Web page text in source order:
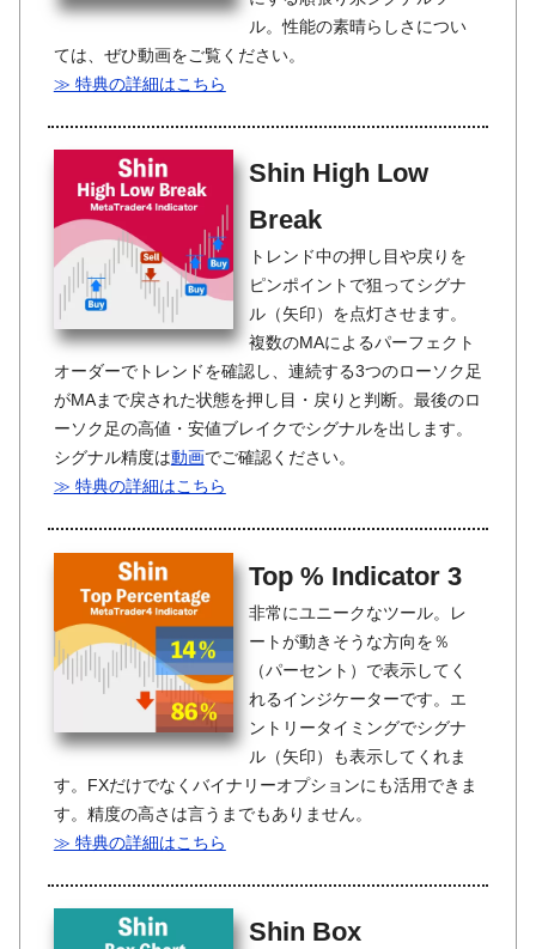
ル。性能の素晴らしさについ
ては、ぜひ動画をご覧ください。
≫ 特典の詳細はこちら
Shin High Low
Break
トレンド中の押し目や戻りを
ピンポイントで狙ってシグナ
ル（矢印）を点灯させます。
複数のMAによるパーフェクト
オーダーでトレンドを確認し、連続する3つのローソク足
がMAまで戻された状態を押し目・戻りと判断。最後のロ
ーソク足の高値・安値ブレイクでシグナルを出します。
シグナル精度は動画でご確認ください。
≫ 特典の詳細はこちら
Top % Indicator 3
非常にユニークなツール。レ
ートが動きそうな方向を％
（パーセント）で表示してく
れるインジケーターです。エ
ントリータイミングでシグナ
ル（矢印）も表示してくれま
す。FXだけでなくバイナリーオプションにも活用できま
す。精度の高さは言うまでもありません。
≫ 特典の詳細はこちら
Shin Box